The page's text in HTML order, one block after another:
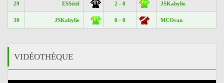
29 ESSétif 2 - 0 JSKabylie
30 JSKabylie 0 - 0 MCOran
VIDÉOTHÈQUE